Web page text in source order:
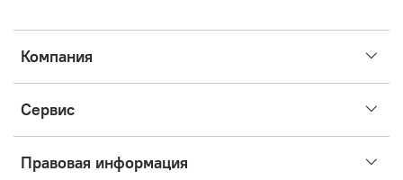
Компания
Сервис
Правовая информация